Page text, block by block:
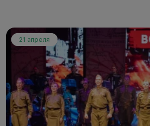
21 апреля